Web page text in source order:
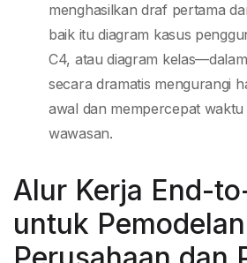
menghasilkan draf pertama
baik itu diagram kasus
C4, atau diagram
secara dramatis mengurangi
awal dan mempercepat
wawasan.
Alur Kerja End-
untuk Pemodelan